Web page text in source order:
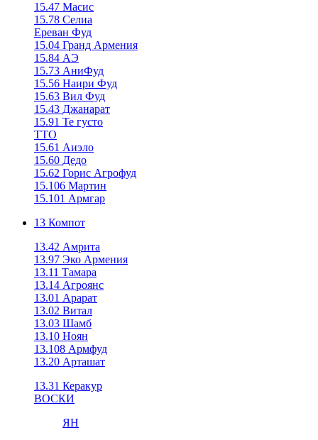
15.47 Масис
15.78 Селиа
Ереван Фуд
15.04 Гранд Армения
15.84 АЭ
15.73 АниФуд
15.56 Наири Фуд
15.63 Вил Фуд
15.43 Джанарат
15.91 Те густо
ТТО
15.61 Аиэло
15.60 Дедо
15.62 Горис Агрофуд
15.106 Мартин
15.101 Армгар
13 Компот
13.42 Амрита
13.97 Эко Армения
13.11 Тамара
13.14 Агроянс
13.01 Арарат
13.02 Витал
13.03 Шамб
13.10 Ноян
13.108 Армфуд
13.20 Арташат
13.31 Керакур
ВОСКИ
ЯН